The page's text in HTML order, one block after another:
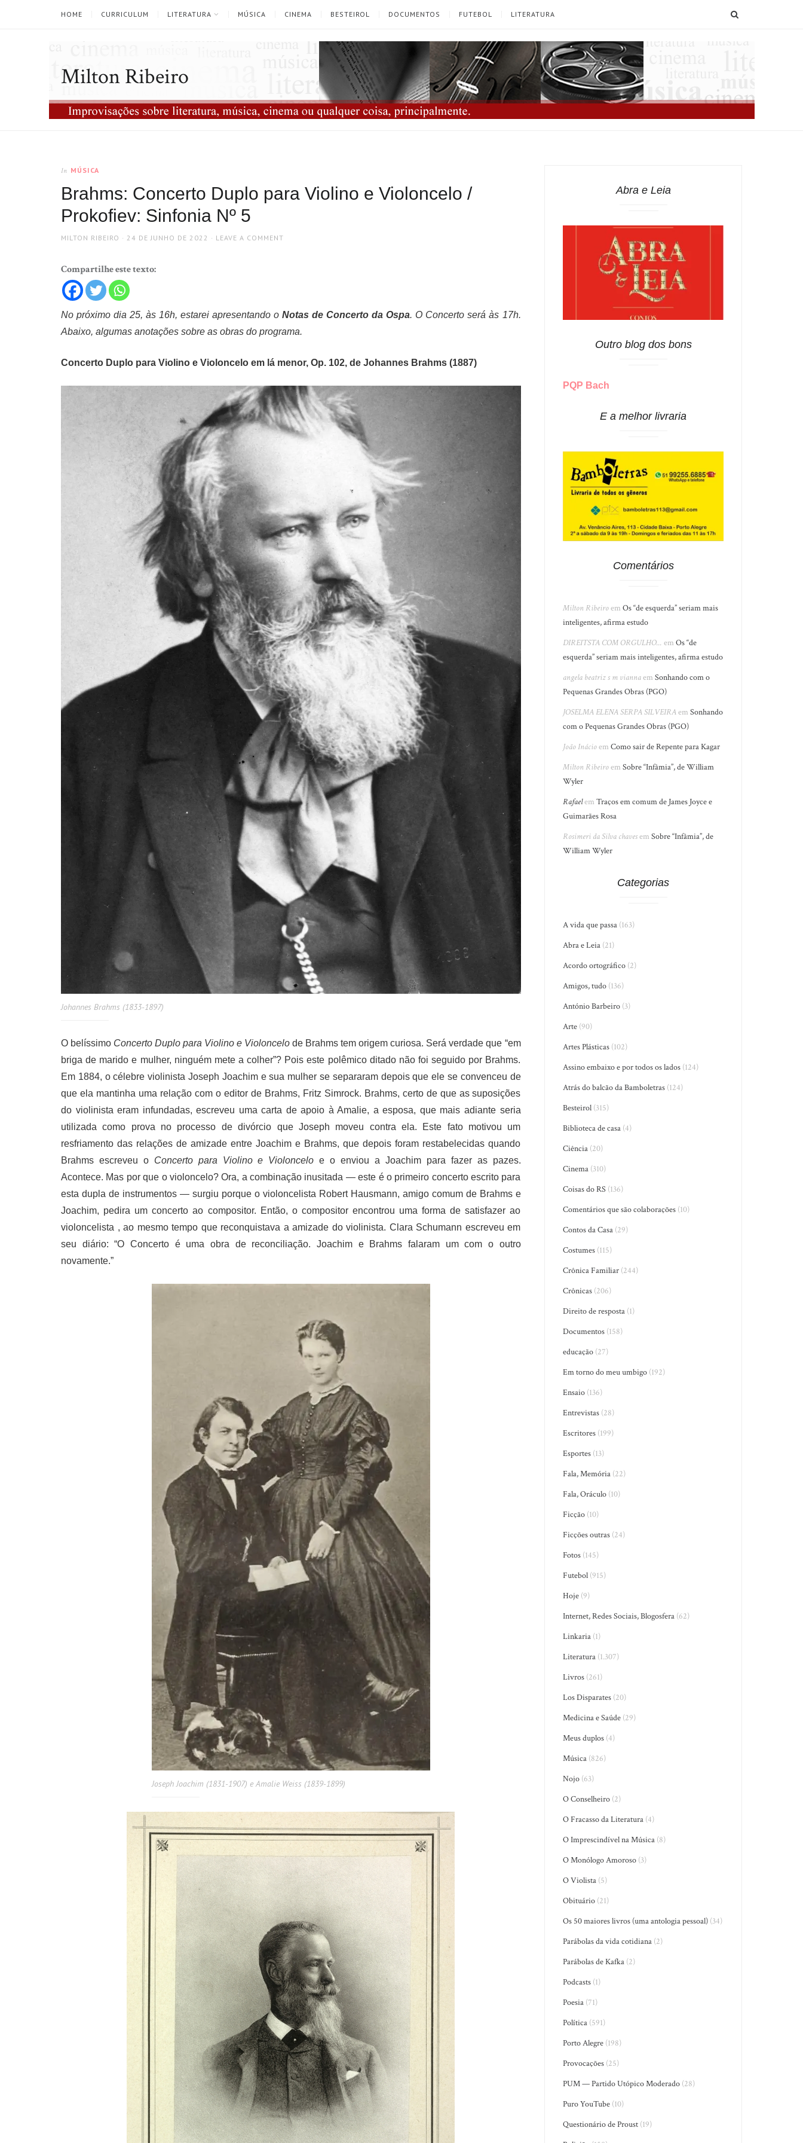
HOME CURRICULUM LITERATURA MÚSICA CINEMA BESTEIROL DOCUMENTOS FUTEBOL LITERATURA
Milton Ribeiro
In MÚSICA
Brahms: Concerto Duplo para Violino e Violoncelo /
Prokofiev: Sinfonia Nº 5
AUTHOR
MILTON RIBEIRO
POSTED
24 DE JUNHO DE 2022 LEAVE A COMMENT
Compartilhe este texto:
No próximo dia 25, às 16h, estarei apresentando oNotas de Concerto da Ospa. O Concerto será às 17h.
Abaixo, algumas anotações sobre as obras do programa.
Concerto Duplo para Violino e Violoncelo em lá menor, Op. 102, de Johannes Brahms (1887)
Johannes Brahms (1833-1897)
O belíssimo Concerto Duplo para Violino e Violoncelo de Brahms tem origem curiosa. Será verdade que “em
briga de marido e mulher, ninguém mete a colher”? Pois este polêmico ditado não foi seguido por Brahms.
Em 1884, o célebre violinista Joseph Joachim e sua mulher se separaram depois que ele se convenceu de
que ela mantinha uma relação com o editor de Brahms, Fritz Simrock. Brahms, certo de que as suposições
do violinista eram infundadas, escreveu uma carta de apoio à Amalie, a esposa, que mais adiante seria
utilizada como prova no processo de divórcio que Joseph moveu contra ela. Este fato motivou um
resfriamento das relações de amizade entre Joachim e Brahms, que depois foram restabelecidas quando
Brahms escreveu o Concerto para Violino e Violoncelo e o enviou a Joachim para fazer as pazes.
Acontece. Mas por que o violoncelo? Ora, a combinação inusitada — este é o primeiro concerto escrito para
esta dupla de instrumentos — surgiu porque o violoncelista Robert Hausmann, amigo comum de Brahms e
Joachim, pedira um concerto ao compositor. Então, o compositor encontrou uma forma de satisfazer ao
violoncelista , ao mesmo tempo que reconquistava a amizade do violinista. Clara Schumann escreveu em
seu diário: “O Concerto é uma obra de reconciliação. Joachim e Brahms falaram um com o outro
novamente.”
Joseph Joachim (1831-1907) e Amalie Weiss (1839-1899)
Abra e Leia
Outro blog dos bons
PQP Bach
E a melhor livraria
Comentários
Milton RibeiroemOs “de esquerda” seriam mais
inteligentes, afirma estudo
DIREITSTA COM ORGULHO... emOs “de
esquerda” seriam mais inteligentes, afirma estudo
angela beatriz s m viannaemSonhando com o
Pequenas Grandes Obras (PGO)
JOSELMA ELENA SERPA SILVEIRAemSonhando
com o Pequenas Grandes Obras (PGO)
João InácioemComo sair de Repente para Kagar
Milton RibeiroemSobre “Infâmia”, de William
Wyler
RafaelemTraços em comum de James Joyce e
Guimarães Rosa
Rosimeri da Silva chavesemSobre “Infâmia”, de
William Wyler
Categorias
A vida que passa (163)
Abra e Leia (21)
Acordo ortográfico (2)
Amigos, tudo (136)
António Barbeiro (3)
Arte (90)
Artes Plásticas (102)
Assino embaixo e por todos os lados (124)
Atrás do balcão da Bamboletras (124)
Besteirol (315)
Biblioteca de casa (4)
Ciência (20)
Cinema (310)
Coisas do RS (136)
Comentários que são colaborações (10)
Contos da Casa (29)
Costumes (115)
Crônica Familiar (244)
Crônicas (206)
Direito de resposta (1)
Documentos (158)
educação (27)
Em torno do meu umbigo (192)
Ensaio (136)
Entrevistas (28)
Escritores (199)
Esportes (13)
Fala, Memória (22)
Fala, Oráculo (10)
Ficção (10)
Ficções outras (24)
Fotos (145)
Futebol (915)
Hoje (9)
Internet, Redes Sociais, Blogosfera (62)
Linkaria (1)
Literatura (1.307)
Livros (261)
Los Disparates (20)
Medicina e Saúde (29)
Meus duplos (4)
Música (826)
Nojo (63)
O Conselheiro (2)
O Fracasso da Literatura (4)
O Imprescindível na Música (8)
O Monólogo Amoroso (3)
O Violista (5)
Obituário (21)
Os 50 maiores livros (uma antologia pessoal) (34)
Parábolas da vida cotidiana (2)
Parábolas de Kafka (2)
Podcasts (1)
Poesia (71)
Política (591)
Porto Alegre (198)
Provocações (25)
PUM — Partido Utópico Moderado (28)
Puro YouTube (10)
Questionário de Proust (19)